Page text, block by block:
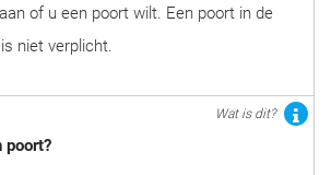
of u een poort wilt. Een poort in de
niet verplicht.
Wat is dit?
poort?